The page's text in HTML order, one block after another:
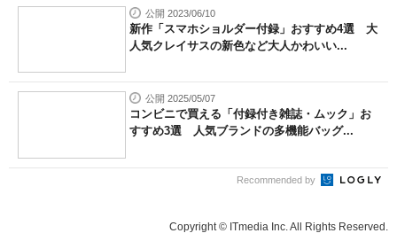
公開 2023/06/10
新作「スマホショルダー付録」おすすめ4選 大
人気クレイサスの新色など大人かわいい...
公開 2025/05/07
コンビニで買える「付録付き雑誌・ムック」お
すすめ3選 人気ブランドの多機能バッグ...
Recommended by
Copyright © ITmedia Inc. All Rights Reserved.